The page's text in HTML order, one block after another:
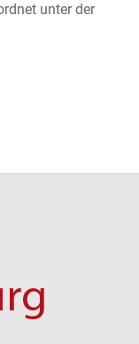
unter der